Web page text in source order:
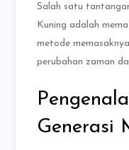
Salah satu
Kuning adalah
metode
perubahan zaman
Generasi